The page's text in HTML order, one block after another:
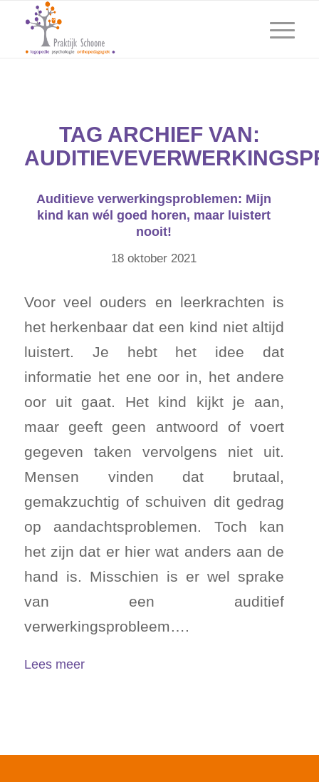
TAG ARCHIEF VAN:
Auditieve verwerkingsproblemen: Mijn
kind kan wél goed horen, maar luistert
nooit!
18 oktober 2021
Voor veel ouders en leerkrachten is
het herkenbaar dat een kind niet altijd
luistert. Je hebt het idee dat
informatie het ene oor in, het andere
oor uit gaat. Het kind kijkt je aan,
maar geeft geen antwoord of voert
gegeven taken vervolgens niet uit.
Mensen vinden dat brutaal,
gemakzuchtig of schuiven dit gedrag
op aandachtsproblemen. Toch kan
het zijn dat er hier wat anders aan de
hand is. Misschien is er wel sprake
van een auditief
verwerkingsprobleem….
Lees meer